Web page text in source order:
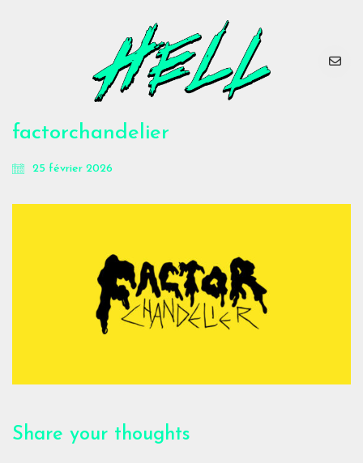
factorchandelier
25 février 2026
Share your thoughts